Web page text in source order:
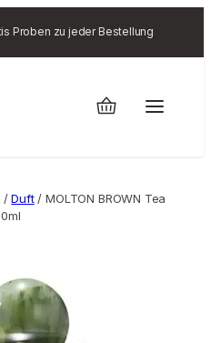
Proben zu jeder Bestellung
/Duft/ MOLTON BROWN Tea